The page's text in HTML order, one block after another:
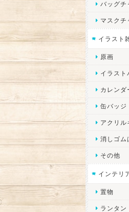
バッグチ
マスクチ
イラスト
原画
イラスト
カレンダ
缶バッジ
アクリル
消しゴム
その他
インテリ
置物
ランタン